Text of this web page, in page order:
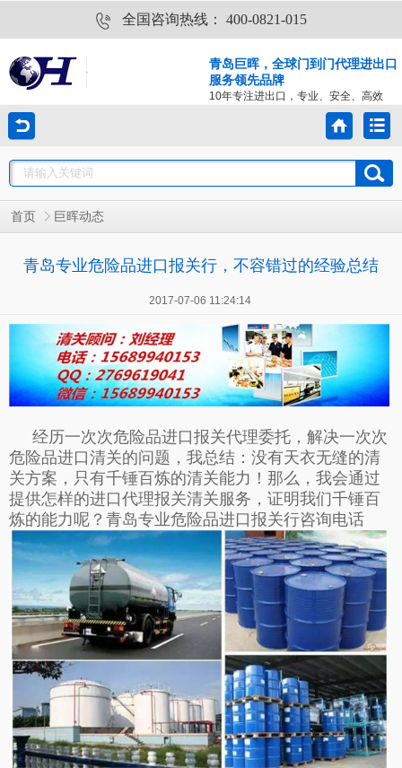
全国咨询热线：400-0821-015
青岛巨晖，全球门到门代理进出口
服务领先品牌
10年专注进出口，专业、安全、高效
首页 巨晖动态
青岛专业危险品进口报关行，不容错过的经验总结
2017-07-06 11:24:14
经历一次次危险品进口报关代理委托，解决一次次
危险品进口清关的问题，我总结：没有天衣无缝的清
关方案，只有千锤百炼的清关能力！那么，我会通过
提供怎样的进口代理报关清关服务，证明我们千锤百
炼的能力呢？ 青岛专业危险品进口报关行咨询电话